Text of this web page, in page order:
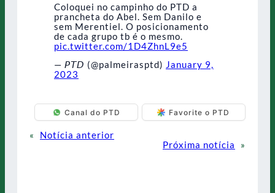
Coloquei no campinho do PTD a
prancheta do Abel. Sem Danilo e
sem Merentiel. O posicionamento
de cada grupo tb é o mesmo.
pic.twitter.com/1D4ZhnL9e5
— 𝘗𝘛𝘋 (@palmeirasptd) January 9,
2023
Canal do PTD Favorite o PTD
«
Notícia anterior
Próxima notícia
»